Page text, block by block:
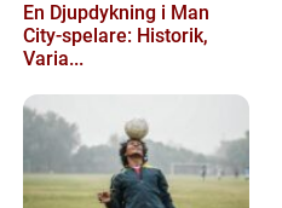
En Djupdykning i Man
City-spelare: Historik,
Varia...